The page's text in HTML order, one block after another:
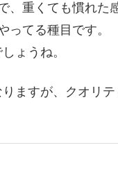
重くても慣れた
ってる種目です。
ょうね。
ますが、クオリ